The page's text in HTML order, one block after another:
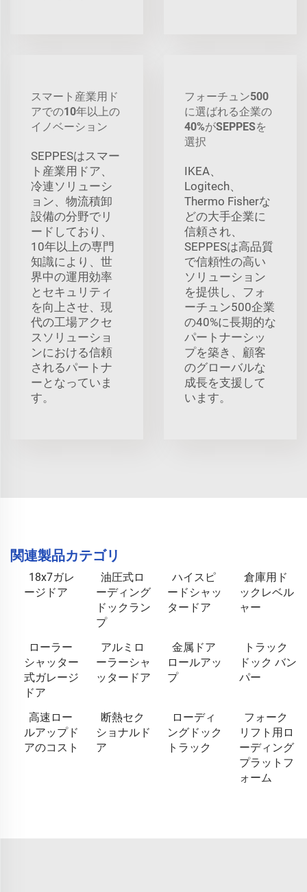
スマート産業用ド
アでの10年以上の
イノベーション
SEPPESはスマー
ト産業用ドア、
冷連ソリューシ
ョン、物流積卸
設備の分野でリ
ードしており、
10年以上の専門
知識により、世
界中の運用効率
とセキュリティ
を向上させ、現
代の工場アクセ
スソリューショ
ンにおける信頼
されるパートナ
ーとなっていま
す。
フォーチュン500
に選ばれる企業の
40%がSEPPESを
選択
IKEA、
Logitech、
Thermo Fisherな
どの大手企業に
信頼され、
SEPPESは高品質
で信頼性の高い
ソリューション
を提供し、フォ
ーチュン500企業
の40%に長期的な
パートナーシッ
プを築き、顧客
のグローバルな
成長を支援して
います。
関連製品カテゴリ
18x7ガレ
ージドア
油圧式ロ
ーディング
ドックラン
プ
ハイスピ
ードシャッ
タードア
倉庫用ド
ックレベル
ャー
ローラー
シャッター
式ガレージ
ドア
アルミロ
ーラーシャ
ッタードア
金属ドア
ロールアッ
プ
トラック
ドック バン
パー
高速ロー
ルアップド
アのコスト
断熱セク
ショナルド
ア
ローディ
ングドック
トラック
フォーク
リフト用ロ
ーディング
プラットフ
ォーム